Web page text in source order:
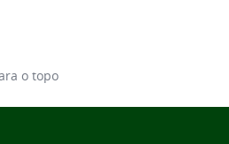
o topo